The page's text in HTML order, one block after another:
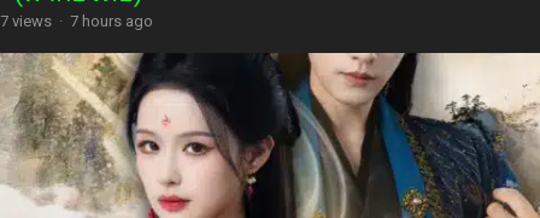
7 views · 7 hours ago